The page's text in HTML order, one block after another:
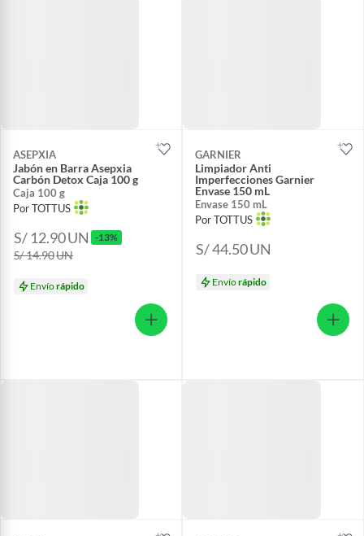
ASEPXIA
Jabón en Barra Asepxia
Carbón Detox Caja 100 g
Caja 100 g
Por TOTTUS
S/ 12.90UN -13%
S/ 14.90UN
Envíorápido
GARNIER
Limpiador Anti
Imperfecciones Garnier
Envase 150 mL
Envase 150 mL
Por TOTTUS
S/ 44.50UN
Envíorápido